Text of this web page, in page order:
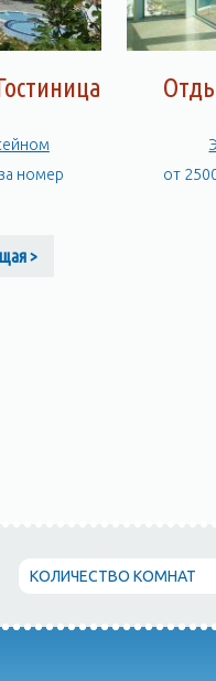
бассейном
номер
от
>
КОЛИЧЕСТВО КОМНАТ